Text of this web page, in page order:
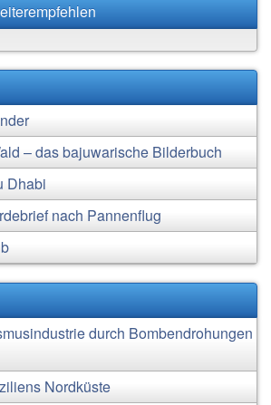
– das bajuwarische Bilderbuch
Dhabi
nach Pannenflug
durch Bombendrohungen
Nordküste